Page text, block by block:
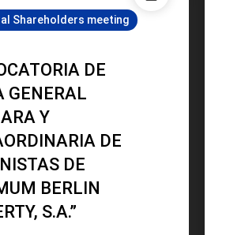
la
OBP
Shareholders meeting
DE
GENERAL
Y
DE
DE
BERLIN
S.A.”